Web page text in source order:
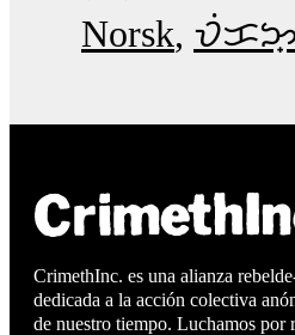
Norsk
CrimethInc. es una alianza
dedicada a la acción colectiva
de nuestro tiempo. Luchamos por